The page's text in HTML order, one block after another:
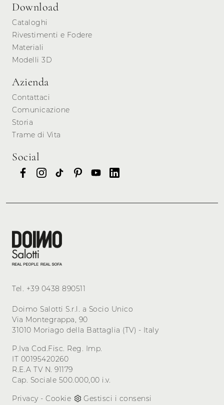
Download
Cataloghi
Rivestimenti e Fodere
Materiali
Modelli 3D
Azienda
Contattaci
Comunicazione
Storia
Trame di Vita
Social
Tel. +39 0438 890511
Doimo Salotti S.r.l. a Socio Unico
Via Montegrappa, 90
31010 Moriago della Battaglia (TV) - Italy
P.Iva Cod.Fisc. Reg. Imp.
IT 00195420260
R.E.A TV N. 91179
Cap. Sociale 500.000,00 i.v.
Privacy - Cookie Gestisci i consensi